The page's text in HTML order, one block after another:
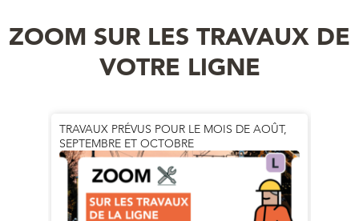
ZOOM SUR LES TRAVAUX DE
VOTRE LIGNE
TRAVAUX PRÉVUS POUR LE MOIS DE AOÛT,
SEPTEMBRE ET OCTOBRE